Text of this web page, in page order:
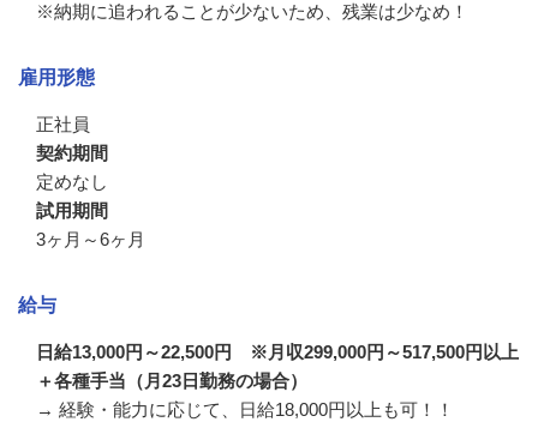
※納期に追われることが少ないため、残業は少なめ！
雇用形態
正社員
契約期間
定めなし
試用期間
3ヶ月～6ヶ月
給与
日給13,000円～22,500円 ※月収299,000円～517,500円以上
＋各種手当（月23日勤務の場合）
→ 経験・能力に応じて、日給18,000円以上も可！！